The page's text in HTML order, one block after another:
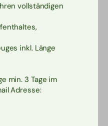
vollständigen
inkl. Länge
min. 3 Tage im
Adresse: